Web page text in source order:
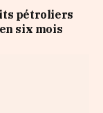
pétroliers
six mois